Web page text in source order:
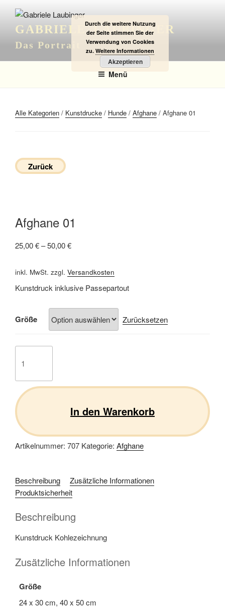
Inhalt
springenGABRIELE LAUBINGER
Das Portrait
Menü
Alle Kategorien / Kunstdrucke / Hunde / Afghane / Afghane 01
Zurück
Afghane 01
25,00€–50,00€
inkl. MwSt. zzgl. Versandkosten
Kunstdruck inklusive Passepartout
Größe Zurücksetzen
01
In den Warenkorb
Artikelnummer: 707 Kategorie: Afghane
Beschreibung
Zusätzliche Informationen
Produktsicherheit
Beschreibung
Kunstdruck Kohlezeichnung
Zusätzliche Informationen
Größe
24 x 30 cm, 40 x 50 cm
Durch die weitere Nutzung
der Seite stimmen Sie der
Verwendung von Cookies
zu. Weitere Informationen
Akzeptieren